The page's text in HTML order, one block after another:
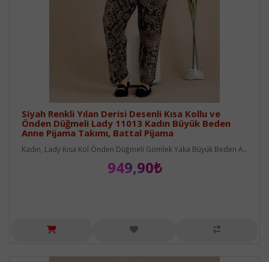
Siyah Renkli Yılan Derisi Desenli Kısa Kollu ve
Önden Düğmeli Lady 11013 Kadın Büyük Beden
Anne Pijama Takımı, Battal Pijama
Kadın, Lady Kısa Kol Önden Düğmeli Gömlek Yaka Büyük Beden A..
949,90₺